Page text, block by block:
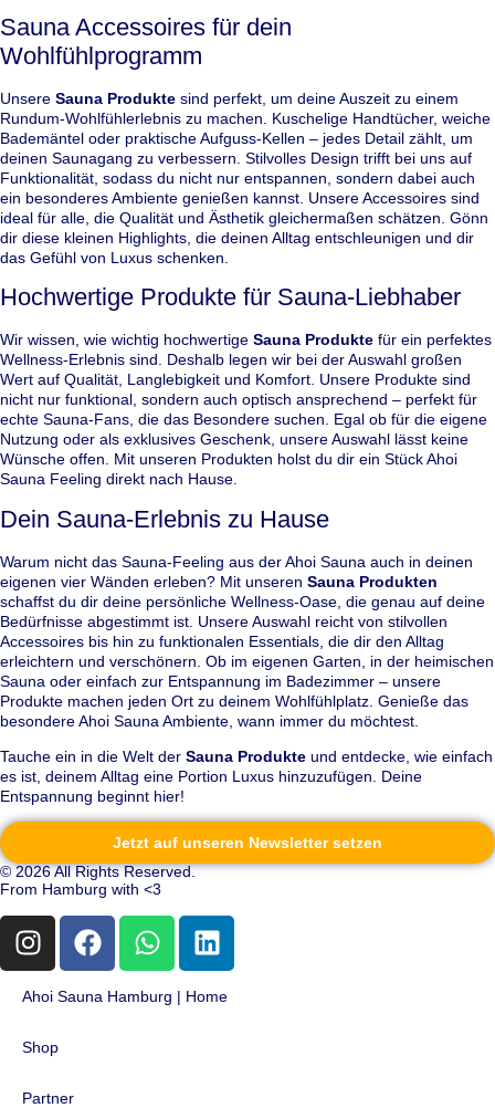
Sauna Accessoires für dein
Wohlfühlprogramm
Unsere Sauna Produkte sind perfekt, um deine Auszeit zu einem
Rundum-Wohlfühlerlebnis zu machen. Kuschelige Handtücher, weiche
Bademäntel oder praktische Aufguss-Kellen – jedes Detail zählt, um
deinen Saunagang zu verbessern. Stilvolles Design trifft bei uns auf
Funktionalität, sodass du nicht nur entspannen, sondern dabei auch
ein besonderes Ambiente genießen kannst. Unsere Accessoires sind
ideal für alle, die Qualität und Ästhetik gleichermaßen schätzen. Gönn
dir diese kleinen Highlights, die deinen Alltag entschleunigen und dir
das Gefühl von Luxus schenken.
Hochwertige Produkte für Sauna-Liebhaber
Wir wissen, wie wichtig hochwertige Sauna Produkte für ein perfektes
Wellness-Erlebnis sind. Deshalb legen wir bei der Auswahl großen
Wert auf Qualität, Langlebigkeit und Komfort. Unsere Produkte sind
nicht nur funktional, sondern auch optisch ansprechend – perfekt für
echte Sauna-Fans, die das Besondere suchen. Egal ob für die eigene
Nutzung oder als exklusives Geschenk, unsere Auswahl lässt keine
Wünsche offen. Mit unseren Produkten holst du dir ein Stück Ahoi
Sauna Feeling direkt nach Hause.
Dein Sauna-Erlebnis zu Hause
Warum nicht das Sauna-Feeling aus der Ahoi Sauna auch in deinen
eigenen vier Wänden erleben? Mit unseren Sauna Produkten
schaffst du dir deine persönliche Wellness-Oase, die genau auf deine
Bedürfnisse abgestimmt ist. Unsere Auswahl reicht von stilvollen
Accessoires bis hin zu funktionalen Essentials, die dir den Alltag
erleichtern und verschönern. Ob im eigenen Garten, in der heimischen
Sauna oder einfach zur Entspannung im Badezimmer – unsere
Produkte machen jeden Ort zu deinem Wohlfühlplatz. Genieße das
besondere Ahoi Sauna Ambiente, wann immer du möchtest.
Tauche ein in die Welt der Sauna Produkte und entdecke, wie einfach
es ist, deinem Alltag eine Portion Luxus hinzuzufügen. Deine
Entspannung beginnt hier!
Jetzt auf unseren Newsletter setzen
© 2026 All Rights Reserved.
From Hamburg with <3
Ahoi Sauna Hamburg | Home
Shop
Partner